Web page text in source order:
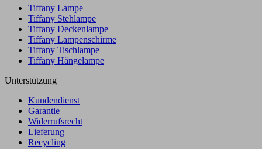
Tiffany Lampe
Tiffany Stehlampe
Tiffany Deckenlampe
Tiffany Lampenschirme
Tiffany Tischlampe
Tiffany Hängelampe
Unterstützung
Kundendienst
Garantie
Widerrufsrecht
Lieferung
Recycling